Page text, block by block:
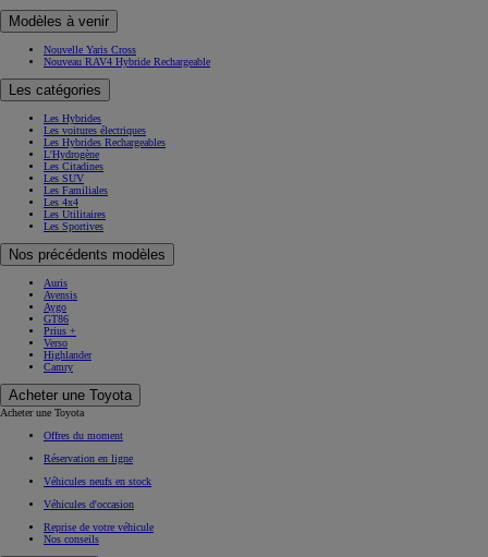
Modèles à venir
Nouvelle Yaris Cross
Nouveau RAV4 Hybride Rechargeable
Les catégories
Les Hybrides
Les voitures électriques
Les Hybrides Rechargeables
L'Hydrogène
Les Citadines
Les SUV
Les Familiales
Les 4x4
Les Utilitaires
Les Sportives
Nos précédents modèles
Auris
Avensis
Aygo
GT86
Prius +
Verso
Highlander
Camry
Acheter une Toyota
Acheter une Toyota
Offres du moment
Réservation en ligne
Véhicules neufs en stock
Véhicules d'occasion
Reprise de votre véhicule
Nos conseils